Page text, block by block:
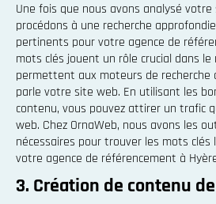
Une fois que nous avons analysé
procédons à une recherche
pertinents pour votre agence de
mots clés jouent un rôle crucial dans
permettent aux moteurs de recherche
parle votre site web. En utilisant les
contenu, vous pouvez attirer un trafic
web. Chez OrnaWeb, nous avons les
nécessaires pour trouver les mots
votre agence de référencement à
3. Création de contenu